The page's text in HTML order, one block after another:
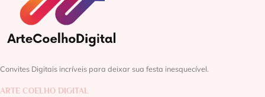
Convites Digitais incríveis para deixar sua festa inesquecível.
ARTE COELHO DIGITAL